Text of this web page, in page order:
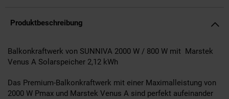
Produktbeschreibung
Balkonkraftwerk von SUNNIVA 2000 W / 800 W mit Marstek
Venus A Solarspeicher 2,12 kWh
Das Premium-Balkonkraftwerk mit einer Maximalleistung von
2000 W Pmax und Marstek Venus A sind perfekt aufeinander